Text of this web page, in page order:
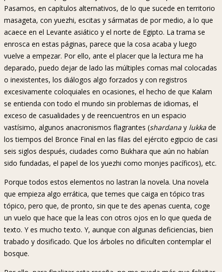
Pasamos, en capítulos alternativos, de lo que sucede en territorio
masageta, con yuezhi, escitas y sármatas de por medio, a lo que
acaece en el Levante asiático y el norte de Egipto. La trama se
enrosca en estas páginas, parece que la cosa acaba y luego
vuelve a empezar. Por ello, ante el placer que la lectura me ha
deparado, puedo dejar de lado las múltiples comas mal colocadas
o inexistentes, los diálogos algo forzados y con registros
excesivamente coloquiales en ocasiones, el hecho de que Kalam
se entienda con todo el mundo sin problemas de idiomas, el
exceso de casualidades y de reencuentros en un espacio
vastísimo, algunos anacronismos flagrantes (shardana y lukka de
los tiempos del Bronce Final en las filas del ejército egipcio de casi
seis siglos después, ciudades como Bukhara que aún no habían
sido fundadas, el papel de los yuezhi como monjes pacíficos), etc.
Porque todos estos elementos no lastran la novela. Una novela
que empieza algo errática, que temes que caiga en tópico tras
tópico, pero que, de pronto, sin que te des apenas cuenta, coge
un vuelo que hace que la leas con otros ojos en lo que queda de
texto. Y es mucho texto. Y, aunque con algunas deficiencias, bien
trabado y dosificado. Que los árboles no dificulten contemplar el
bosque.